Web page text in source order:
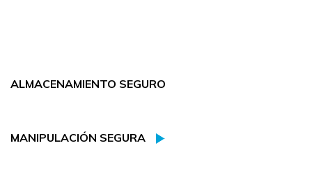
ALMACENAMIENTO SEGURO
MANIPULACIÓN SEGURA